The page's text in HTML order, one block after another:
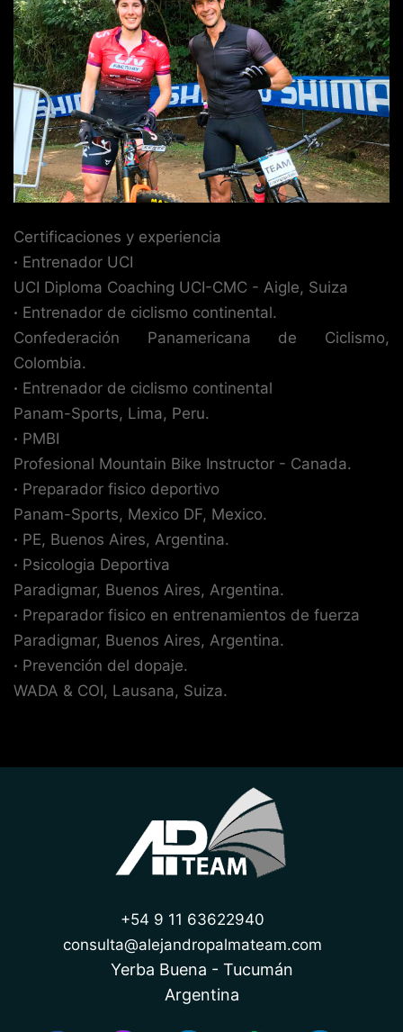
Certificaciones y experiencia
· Entrenador UCI
UCI Diploma Coaching UCI-CMC - Aigle, Suiza
· Entrenador de ciclismo continental.
Confederación Panamericana de Ciclismo,
Colombia.
· Entrenador de ciclismo continental
Panam-Sports, Lima, Peru.
· PMBI
Profesional Mountain Bike Instructor - Canada.
· Preparador fisico deportivo
Panam-Sports, Mexico DF, Mexico.
· PE, Buenos Aires, Argentina.
· Psicologia Deportiva
Paradigmar, Buenos Aires, Argentina.
· Preparador fisico en entrenamientos de fuerza
Paradigmar, Buenos Aires, Argentina.
· Prevención del dopaje.
WADA & COI, Lausana, Suiza.
+54 9 11 63622940
consulta@alejandropalmateam.com
Yerba Buena - Tucumán
Argentina